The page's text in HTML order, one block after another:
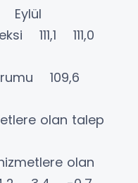
Eylül
111,1 111,0
109,6
olan talep
olan